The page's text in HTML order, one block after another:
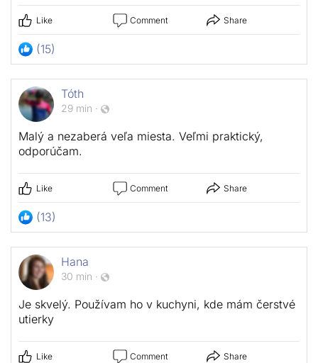
Like Comment Share
(15)
Tóth
29 min ·
Malý a nezaberá veľa miesta. Veľmi praktický,
odporúčam.
Like Comment Share
(13)
Hana
30 min ·
Je skvelý. Používam ho v kuchyni, kde mám čerstvé
utierky
Like Comment Share